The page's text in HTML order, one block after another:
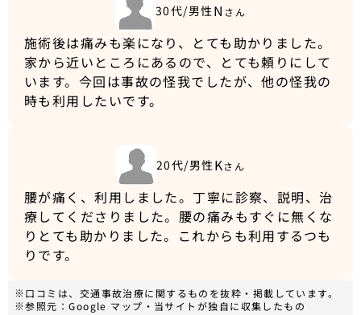
30代/男性 N さん
施術後は痛みも楽になり、とても助かりました。
家から近いところにあるので、とても頼りにして
います。今回は事故の怪我でしたが、他の怪我の
時も利用したいです。
20代/男性 Kさん
腰が痛く、利用しました。丁寧に診察、説明、治
療してくださりました。腰の痛みもすぐに無くな
りとても助かりました。これからも利用するつも
りです。
※口コミは、交通事故治療に関するものを抜粋・掲載しています。
※参照元：Google マップ・当サイトが独自に収集したもの